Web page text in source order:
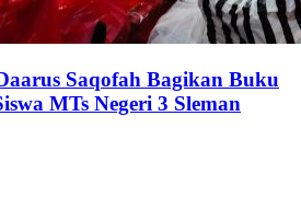
Saqofah Bagikan Buku
MTs Negeri 3 Sleman